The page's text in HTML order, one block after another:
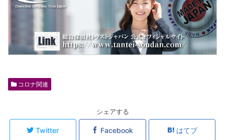
コロナ関連
シェアする
Twitter Facebook はてブ